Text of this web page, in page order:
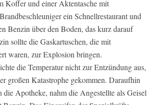
Koffer und einer Aktentasche mit
ein Schnellrestaurant und
Benzin über den Boden, das kurz darauf
sollte die Gaskartuschen, die mit
waren, zur Explosion bringen.
die Temperatur nicht zur Entzündung aus,
großen Katastrophe gekommen. Daraufhin
die Apotheke, nahm die Angestellte als Geisel